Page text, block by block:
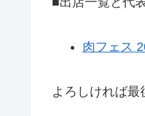
肉フェス
よろしければ最